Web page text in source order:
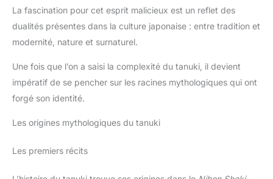
La fascination pour cet esprit malicieux est un reflet des
dualités présentes dans la culture japonaise : entre tradition et
modernité, nature et surnaturel.
Une fois que l’on a saisi la complexité du tanuki, il devient
impératif de se pencher sur les racines mythologiques qui ont
forgé son identité.
Les origines mythologiques du tanuki
Les premiers récits